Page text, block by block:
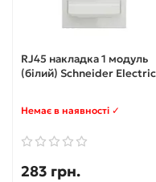
RJ45 накладка 1 модуль
(білий) Schneider Electric
Немає в наявності ✓
283 грн.